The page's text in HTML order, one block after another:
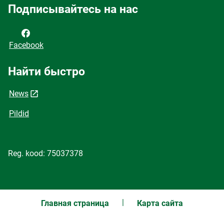
Подписывайтесь на нас
Facebook
Найти быстро
News
Pildid
Reg. kood: 75037378
Главная страница Карта сайта